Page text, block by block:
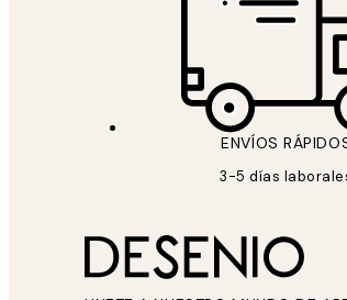
ENVÍOS
3-5 días